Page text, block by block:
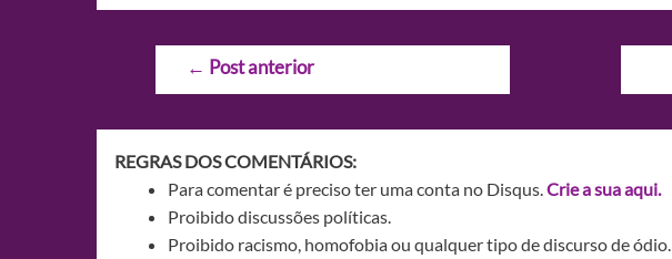
Navegação
← Post anterior
REGRAS DOS COMENTÁRIOS:
Para comentar é preciso ter uma conta no Disqus.Crie a sua aqui.
Proibido discussões políticas.
Proibido racismo, homofobia ou qualquer tipo de discurso de ódio.